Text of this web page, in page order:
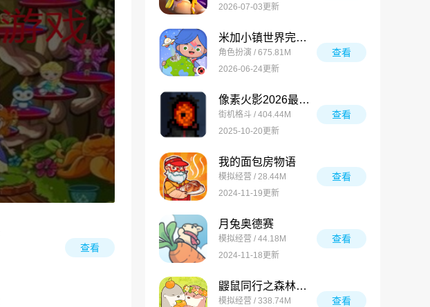
查看
2026-07-03更新
米加小镇世界完整版
角色扮演 / 675.81M
2026-06-24更新
查看
像素火影2026最新版
街机格斗 / 404.44M
2025-10-20更新
查看
我的面包房物语
模拟经营 / 28.44M
2024-11-19更新
查看
月兔奥德赛
模拟经营 / 44.18M
2024-11-18更新
查看
鼹鼠同行之森林之家万圣节版
模拟经营 / 338.74M
查看